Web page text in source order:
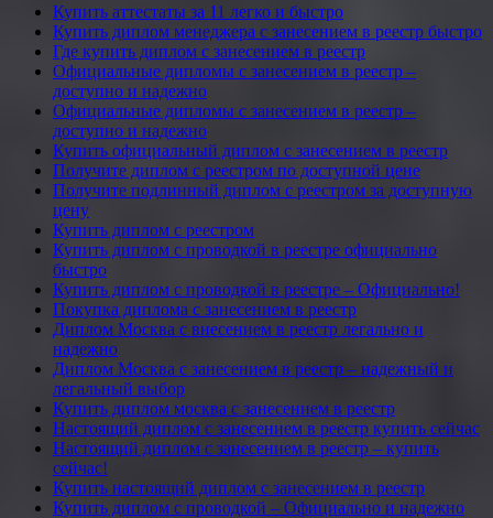
Купить аттестаты за 11 легко и быстро
Купить диплом менеджера с занесением в реестр быстро
Где купить диплом с занесением в реестр
Официальные дипломы с занесением в реестр –
доступно и надежно
Официальные дипломы с занесением в реестр –
доступно и надежно
Купить официальный диплом с занесением в реестр
Получите диплом с реестром по доступной цене
Получите подлинный диплом с реестром за доступную
цену
Купить диплом с реестром
Купить диплом с проводкой в реестре официально
быстро
Купить диплом с проводкой в реестре – Официально!
Покупка диплома с занесением в реестр
Диплом Москва с внесением в реестр легально и
надежно
Диплом Москва с занесением в реестр – надежный и
легальный выбор
Купить диплом москва с занесением в реестр
Настоящий диплом с занесением в реестр купить сейчас
Настоящий диплом с занесением в реестр – купить
сейчас!
Купить настоящий диплом с занесением в реестр
Купить диплом с проводкой – Официально и надежно